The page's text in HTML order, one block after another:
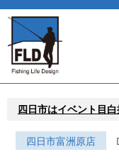
四日市はイベント目白
四日市富洲原店